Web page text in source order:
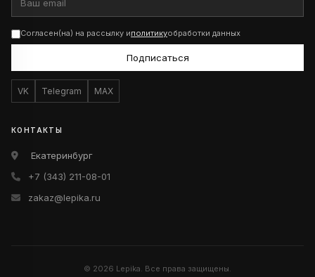
Согласен(на) на рассылку иполитикуобработки данных
Подписаться
VK Telegram MAX
КОНТАКТЫ
Екатеринбург
+7 (343) 211-08-01
zakaz@lepika.ru
© 2026 Lepika. Все права защищены.